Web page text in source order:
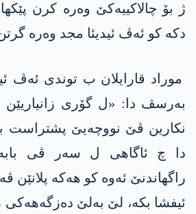
ژ بۆ چالاکییەکێ وەرە کرن
دکە کو ئەڤ ئیدیئا مجد وەرە
موراد قارایلان ب توندی ئەڤ
بەرسڤ دا: «ل گۆری
نکارین ڤێ نووچەیێ پشتراست
دا چ ئاگاھی ل سەر ڤی
راگھاندنێ ئەوە کو ھەکە پلانێن
ئیفشا بکە، لێ بەلێ دەزگەھەکی